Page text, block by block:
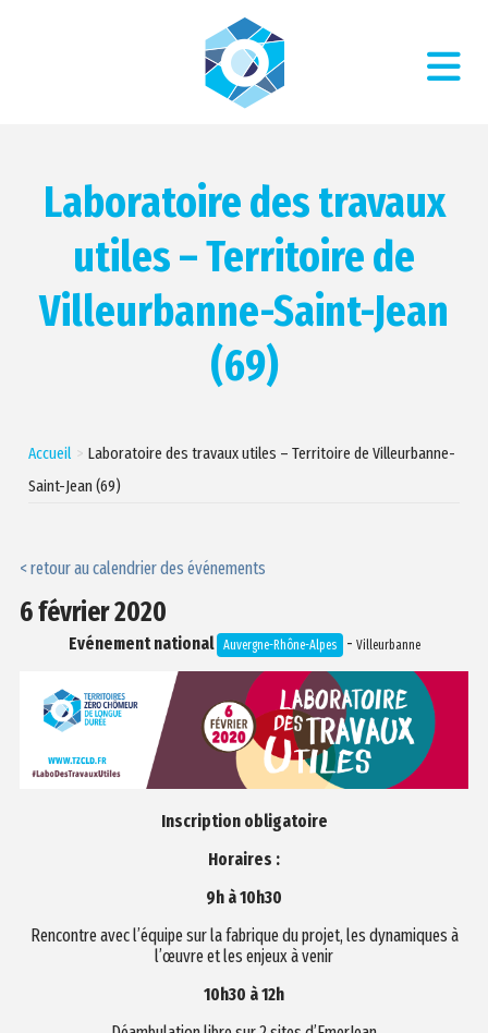
Laboratoire des travaux
utiles – Territoire de
Villeurbanne-Saint-Jean
(69)
Accueil
Laboratoire des travaux utiles – Territoire de Villeurbanne-
Saint-Jean (69)
< retour au calendrier des événements
6 février 2020
Evénement national Auvergne-Rhône-Alpes - Villeurbanne
Inscription obligatoire
Horaires :
9h à 10h30
Rencontre avec l’équipe sur la fabrique du projet, les dynamiques à
l’œuvre et les enjeux à venir
10h30 à 12h